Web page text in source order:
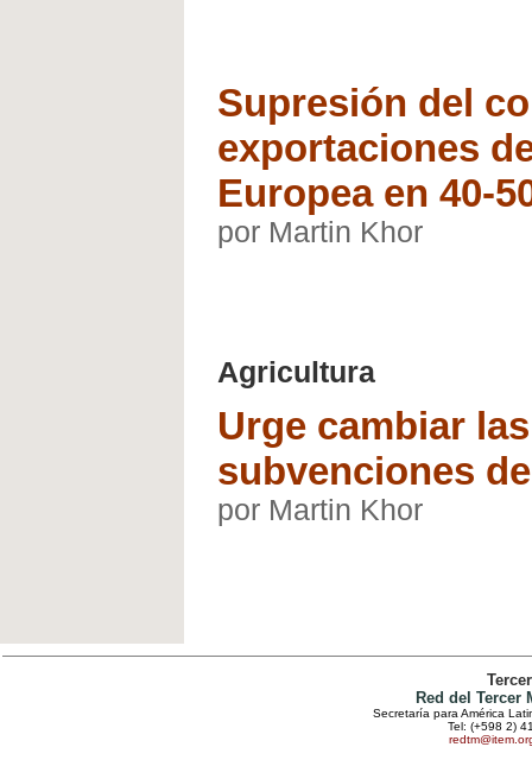
Supresión del
exportaciones
Europea en 40-
por Martin Khor
Agricultura
Urge cambiar
subvenciones
por Martin Khor
Red del
Secretaría para América
Tel: (+598 2)